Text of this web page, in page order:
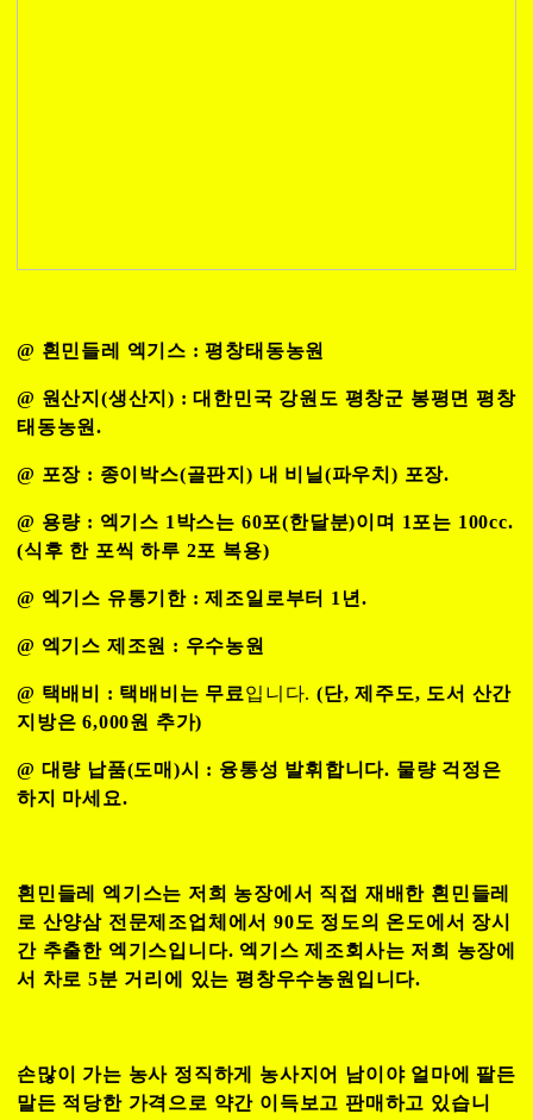
@ 흰민들레 엑기스 : 평창태동농원
@ 원산지(생산지) : 대한민국 강원도 평창군 봉평면 평창
태동농원.
@ 포장 : 종이박스(골판지) 내 비닐(파우치) 포장.
@ 용량 : 엑기스 1박스는 60포(한달분)이며 1포는 100cc.
(식후 한 포씩 하루 2포 복용)
@ 엑기스 유통기한 : 제조일로부터 1년.
@ 엑기스 제조원 : 우수농원
@ 택배비 : 택배비는 무료 입니다. (단, 제주도, 도서 산간
지방은 6,000원 추가)
@ 대량 납품(도매)시 : 융통성 발휘합니다. 물량 걱정은
하지 마세요.
흰민들레 엑기스는 저희 농장에서 직접 재배한 흰민들레
로 산양삼 전문제조업체에서 90도 정도의 온도에서 장시
간 추출한 엑기스입니다. 엑기스 제조회사는 저희 농장에
서 차로 5분 거리에 있는 평창우수농원입니다.
손많이 가는 농사 정직하게 농사지어 남이야 얼마에 팔든
말든 적당한 가격으로 약간 이득보고 판매하고 있습니